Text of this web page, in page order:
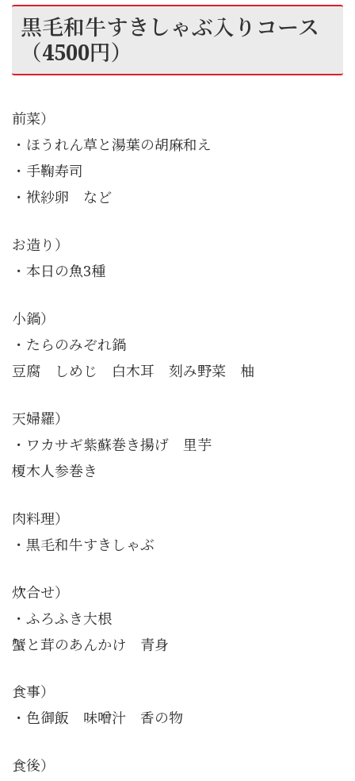
黒毛和牛すきしゃぶ入りコース
（4500円）
前菜）
・ほうれん草と湯葉の胡麻和え
・手鞠寿司
・袱紗卵 など
お造り）
・本日の魚3種
小鍋）
・たらのみぞれ鍋
豆腐 しめじ 白木耳 刻み野菜 柚
天婦羅）
・ワカサギ紫蘇巻き揚げ 里芋
榎木人参巻き
肉料理）
・黒毛和牛すきしゃぶ
炊合せ）
・ふろふき大根
蟹と茸のあんかけ 青身
食事）
・色御飯 味噌汁 香の物
食後）